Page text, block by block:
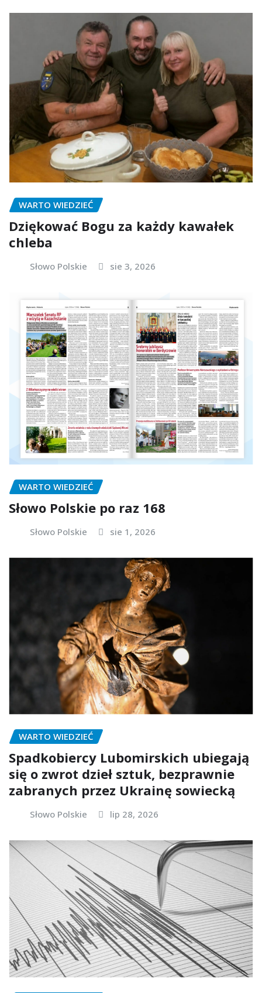
WARTO WIEDZIEĆ
Dziękować Bogu za każdy kawałek
chleba
Słowo Polskie sie 3, 2026
WARTO WIEDZIEĆ
Słowo Polskie po raz 168
Słowo Polskie sie 1, 2026
WARTO WIEDZIEĆ
Spadkobiercy Lubomirskich ubiegają
się o zwrot dzieł sztuk, bezprawnie
zabranych przez Ukrainę sowiecką
Słowo Polskie lip 28, 2026